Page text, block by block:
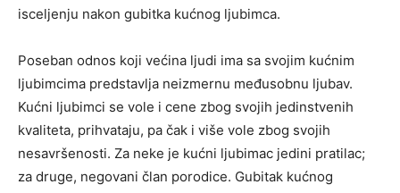
isceljenju nakon gubitka kućnog ljubimca.
Poseban odnos koji većina ljudi ima sa svojim kućnim
ljubimcima predstavlja neizmernu međusobnu ljubav.
Kućni ljubimci se vole i cene zbog svojih jedinstvenih
kvaliteta, prihvataju, pa čak i više vole zbog svojih
nesavršenosti. Za neke je kućni ljubimac jedini pratilac;
za druge, negovani član porodice. Gubitak kućnog